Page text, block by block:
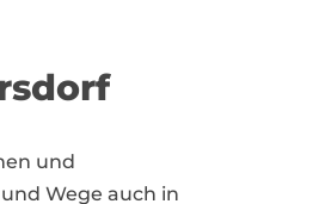
und
Wege auch in